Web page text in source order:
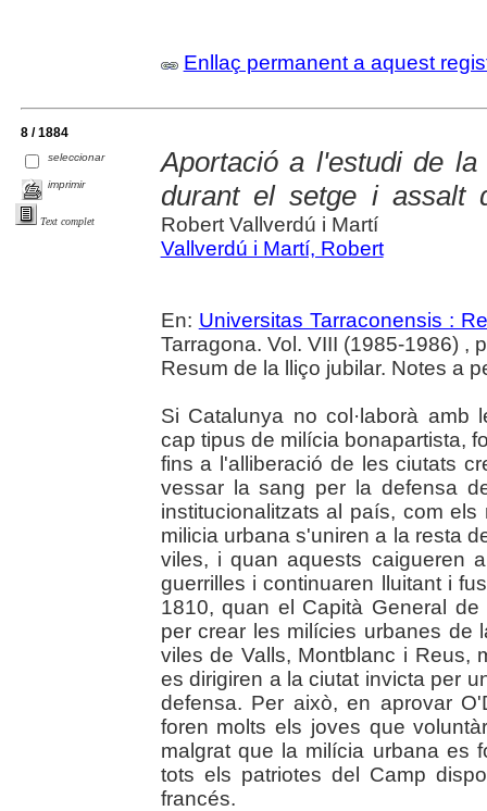
Enllaç permanent a aquest
8 / 1884
seleccionar
imprimir
Text complet
Aportació a l'estudi de
durant el setge i assalt
Robert Vallverdú i Martí
Vallverdú i Martí, Robert
En: Universitas Tarraconensis :
Tarragona. Vol. VIII (1985-1986) ,
Resum de la lliço jubilar. Notes a
Si Catalunya no col·laborà amb
cap tipus de milícia bonapartista,
fins a l'alliberació de les ciutats
vessar la sang per la defensa
institucionalitzats al país, com
milicia urbana s'uniren a la resta
viles, i quan aquests caigueren
guerrilles i continuaren lluitant i
1810, quan el Capità General
per crear les milícies urbanes de
viles de Valls, Montblanc i Reus,
es dirigiren a la ciutat invicta per
defensa. Per això, en aprovar
foren molts els joves que
malgrat que la milícia urbana es
tots els patriotes del Camp
francés.